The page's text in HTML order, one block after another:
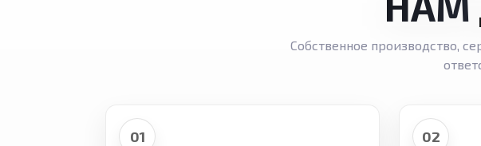
Собственное производство,
01 02